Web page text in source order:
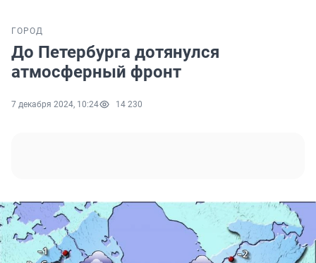
ГОРОД
До Петербурга дотянулся
атмосферный фронт
7 декабря 2024, 10:24 14 230